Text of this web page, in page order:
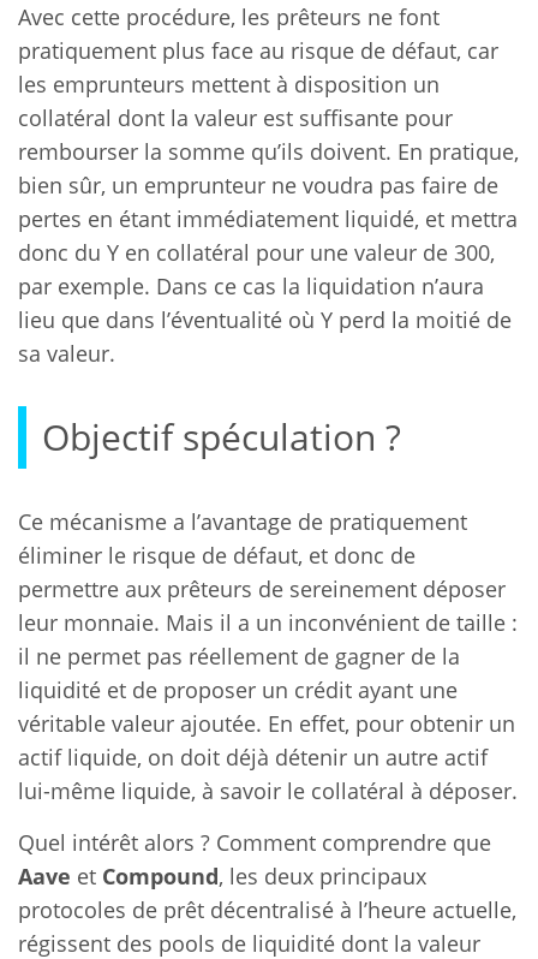
Avec cette procédure, les prêteurs ne font
pratiquement plus face au risque de défaut, car
les emprunteurs mettent à disposition un
collatéral dont la valeur est suffisante pour
rembourser la somme qu’ils doivent. En pratique,
bien sûr, un emprunteur ne voudra pas faire de
pertes en étant immédiatement liquidé, et mettra
donc du Y en collatéral pour une valeur de 300,
par exemple. Dans ce cas la liquidation n’aura
lieu que dans l’éventualité où Y perd la moitié de
sa valeur.
Objectif spéculation ?
Ce mécanisme a l’avantage de pratiquement
éliminer le risque de défaut, et donc de
permettre aux prêteurs de sereinement déposer
leur monnaie. Mais il a un inconvénient de taille :
il ne permet pas réellement de gagner de la
liquidité et de proposer un crédit ayant une
véritable valeur ajoutée. En effet, pour obtenir un
actif liquide, on doit déjà détenir un autre actif
lui-même liquide, à savoir le collatéral à déposer.
Quel intérêt alors ? Comment comprendre que
Aave et Compound, les deux principaux
protocoles de prêt décentralisé à l’heure actuelle,
régissent des pools de liquidité dont la valeur